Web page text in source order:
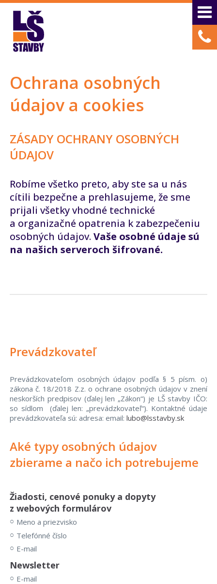
Ochrana osobných
údajov a cookies
ZÁSADY OCHRANY OSOBNÝCH
ÚDAJOV
Robíme všetko preto, aby ste sa u nás
cítili bezpečne a prehlasujeme, že sme
prijali všetky vhodné technické
a organizačné opatrenia k zabezpečeniu
osobných údajov. Vaše osobné údaje sú
na našich serveroch šifrované.
Prevádzkovateľ
Prevádzkovateľom osobných údajov podľa § 5 písm. o)
zákona č. 18/2018 Z.z. o ochrane osobných údajov v znení
neskorších predpisov (ďalej len „Zákon“) je LŠ stavby IČO:
so sídlom (ďalej len: „prevádzkovateľ“). Kontaktné údaje
prevádzkovateľa sú: adresa: email: lubo@lsstavby.sk
Aké typy osobných údajov
zbierame a načo ich potrebujeme
Žiadosti, cenové ponuky a dopyty
z webových formulárov
Meno a priezvisko
Telefónné číslo
E-mail
Newsletter
E-mail